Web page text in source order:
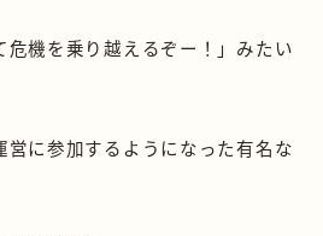
危機を乗り越えるぞー！」みたい
営に参加するようになった有名な